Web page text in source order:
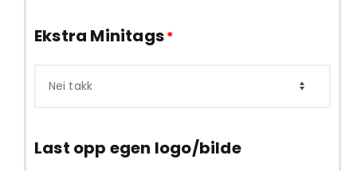
Ekstra Minitags*
Last opp egen logo/bilde